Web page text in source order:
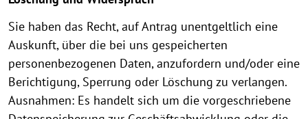
Sie haben das Recht, auf Antrag unentgeltlich eine
Auskunft, über die bei uns gespeicherten
personenbezogenen Daten, anzufordern und/oder eine
Berichtigung, Sperrung oder Löschung zu verlangen.
Ausnahmen: Es handelt sich um die vorgeschriebene